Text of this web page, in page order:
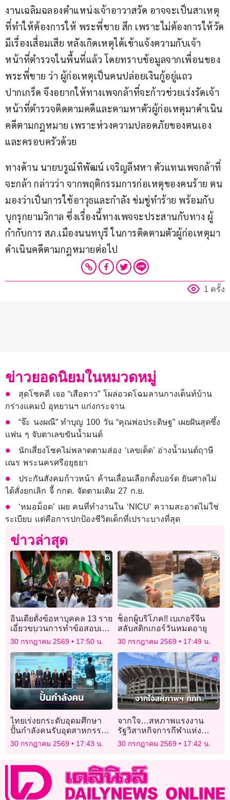
งานเฉลิมฉลองตำแหน่งเจ้าอาวาสวัด อาจจะเป็นสาเหตุ
ที่ทำให้ต้องการให้ พระพี่ชาย สึก เพราะไม่ต้องการให้วัด
มีเรื่องเสื่อมเสีย หลังเกิดเหตุได้เข้าแจ้งความกับเจ้า
หน้าที่ตำรวจในพื้นที่แล้ว โดยทราบข้อมูลจากเพื่อนของ
พระพี่ชาย ว่า ผู้ก่อเหตุเป็นคนปล่อยเงินกู้อยู่แถว
ปากเกร็ด จึงอยากให้ทางเพจกล้าที่จะก้าวช่วยเร่งรัดเจ้า
หน้าที่ตำรวจติดตามคดีและตามหาตัวผู้ก่อเหตุมาดำเนิน
คดีตามกฎหมาย เพราะห่วงความปลอดภัยของตนเอง
และครอบครัวด้วย
ทางด้าน นายบรูณ์ทิพัฒน์ เจริญลีฬหา ตัวแทนเพจกล้าที่
จะกล้า กล่าวว่า จากพฤติกรรมการก่อเหตุของคนร้าย ตน
มองว่าเป็นการใช้อาวุธและกำลัง ข่มขู่ทำร้าย พร้อมกับ
บุกรุกยามวิกาล ซึ่งเรื่องนี้ทางเพจจะประสานกับทาง ผู้
กำกับการ สภ.เมืองนนทบุรี ในการติดตามตัวผู้ก่อเหตุมา
ดำเนินคดีตามกฎหมายต่อไป
1 ครั้ง
ข่าวยอดนิยมในหมวดหมู่
สุดโชคดี เจอ “เสือดาว” โผล่อวดโฉมลานกางเต็นท์บ้าน
กร่างแคมป์ อุทยานฯ แก่งกระจาน
“จ๊ะ นงผณี” ทำบุญ 100 วัน “คุณพ่อประดิษฐ” เผยฝันสุดซึ้ง
แฟน ๆ จับตาเลขขันน้ำมนต์
นักเสี่ยงโชคไม่พลาดตามส่อง ‘เลขเด็ด’ อ่างน้ำมนต์ฤาษี
เณร พระนครศรีอยุธยา
ประกันสังคมก้าวหน้า ค้านเลื่อนเลือกตั้งบอร์ด ยันศาลไม่
ได้สั่งยกเลิก จี้ กกต. จัดตามเดิม 27 ก.ย.
‘หมอม็อด’ เผย คนที่ทำงานใน ‘NICU’ ความสะอาดไม่ใช่
ระเบียบ แต่คือการปกป้องชีวิตเด็กที่เปราะบางที่สุด
ข่าวล่าสุด
อินเดียตั้งข้อหาบุคคล 13 ราย
เอี่ยวขบวนการทำข้อสอบเข้า
แพทย์รั่วไหล
30 กรกฎาคม 2569 17:50 น.
ช็อกผู้บริโภค!! เบเกอรี่จีน
สลับสติกเกอร์วันหมดอายุ
30 กรกฎาคม 2569 17:49 น.
ไทยเร่งยกระดับอุดมศึกษา
ปั้นกำลังคนรับอุตสาหกรรม
อนาคต
30 กรกฎาคม 2569 17:43 น.
จากใจ…สหภาพแรงงาน
รัฐวิสาหกิจการกีฬาแห่ง
ประเทศไทย ถึง “ผู้ว่าการ
กกท.คนใหม่”
30 กรกฎาคม 2569 17:42 น.